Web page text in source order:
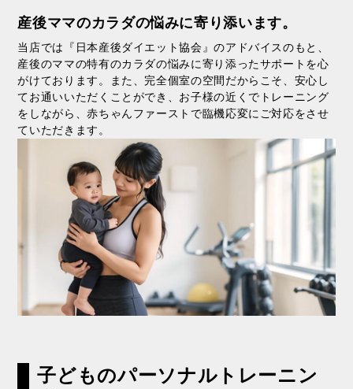
産後ママのカラダの悩みに寄り添います。
当店では『⽇本産後ダイエット協会』のアドバイスのもと、
産後のママの特有のカラダの悩みに寄り添ったサポートを⼼
がけております。また、完全個室の空間だからこそ、安⼼し
てお通いいただくことができ、お⼦様の近くでトレーニング
をしながら、⾚ちゃんファーストで臨機応変にご対応をさせ
ていただきます。
⼦どものパーソナルトレーニン